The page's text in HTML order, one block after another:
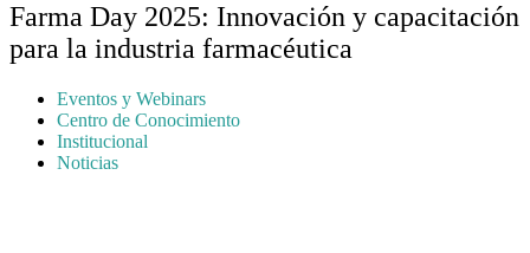
Farma Day 2025: Innovación y capacitación
para la industria farmacéutica
Eventos y Webinars
Centro de Conocimiento
Institucional
Noticias